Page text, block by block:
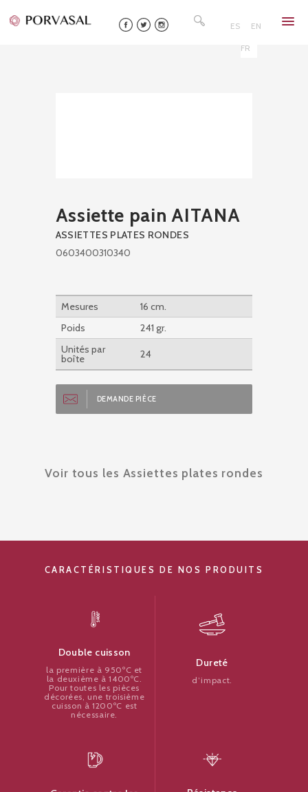
to
ES EN
FR
Assiette pain AITANA
ASSIETTES PLATES RONDES
0603400310340
Mesures
16 cm.
Poids
241 gr.
Unités par
boîte 24
DEMANDE PIÈCE
Voir tous les Assiettes plates rondes
CARACTÉRISTIQUES DE NOS PRODUITS
Double cuisson
la première à 950ºC et
la deuxième à 1400ºC.
Pour toutes les pièces
décorées, une troisième
cuisson à 1200ºC est
nécessaire.
Dureté
d’impact.